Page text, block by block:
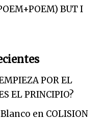
BUT I
POR EL
EL PRINCIPIO?
en COLISION